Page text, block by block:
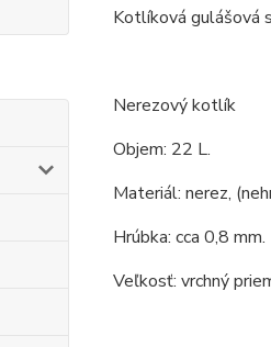
Kotlíková gulášová
Nerezový kotlík
Objem: 22 L.
Materiál: nerez,
Hrúbka: cca 0,8 mm.
Veľkosť: vrchný